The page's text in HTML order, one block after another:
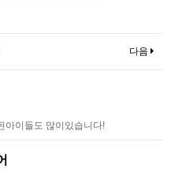
다음
아이들도 많이있습니다!